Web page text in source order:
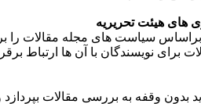
­های هیئت تحریریه
سیاست­ های مجله مقالات را
برای نویسندگان با آن­ ها ارتباط
بدون وقفه به بررسی مقالات